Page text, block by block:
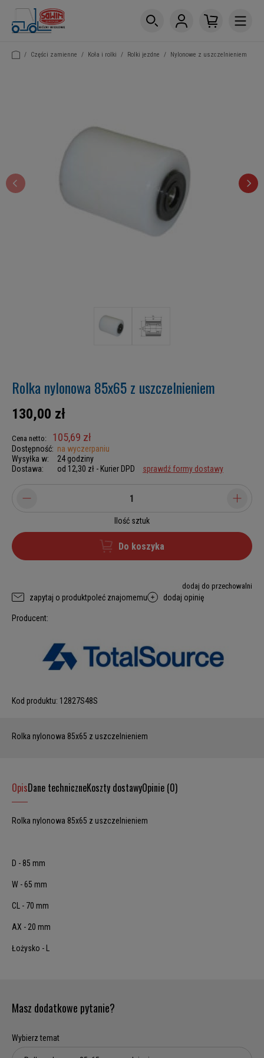
/ Części zamienne / Koła i rolki / Rolki jezdne / Nylonowe z uszczelnieniem
Rolka nylonowa 85x65 z uszczelnieniem
130,00 zł
Cena netto: 105,69 zł
Dostępność: na wyczerpaniu
Wysyłka w:
24 godziny
Dostawa:
od 12,30 zł - Kurier DPD sprawdź formy dostawy
Ilość sztuk
Do koszyka
dodaj do przechowalni
zapytaj o produktpoleć znajomemu dodaj opinię
Producent:
Kod produktu: 12827S48S
Rolka nylonowa 85x65 z uszczelnieniem
OpisDane techniczneKoszty dostawyOpinie (0)
Rolka nylonowa 85x65 z uszczelnieniem
D - 85 mm
W - 65 mm
CL - 70 mm
AX - 20 mm
Łożysko - L
Masz dodatkowe pytanie?